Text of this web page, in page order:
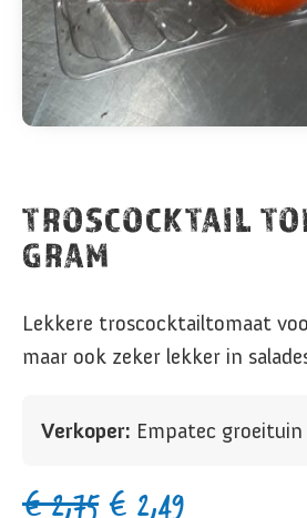
TROSCOCKTAIL
GRAM
Lekkere troscocktailtomaat
maar ook zeker lekker in
Verkoper: Empatec groeituin
€2,75€ 2,49